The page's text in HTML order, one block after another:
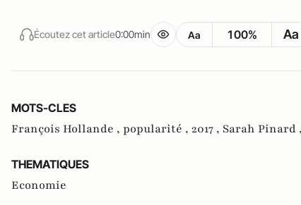
Écoutez cet article0:00min Aa 100% Aa
MOTS-CLES
François Hollande , popularité , 2017 , Sarah Pinard ,
THEMATIQUES
Economie